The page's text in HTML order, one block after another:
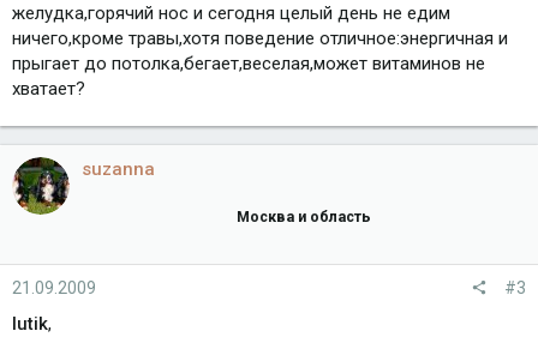
желудка,горячий нос и сегодня целый день не едим
ничего,кроме травы,хотя поведение отличное:энергичная и
прыгает до потолка,бегает,веселая,может витаминов не
хватает?
suzanna
Москва и область
21.09.2009 #3
lutik,